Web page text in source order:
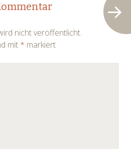
nicht veröffentlicht.
mit * markiert